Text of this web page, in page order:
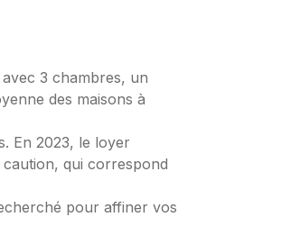
3 chambres, un
des maisons à
En 2023, le loyer
caution, qui correspond
pour affiner vos